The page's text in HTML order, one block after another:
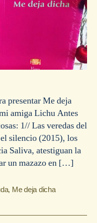
presentar Me deja
amiga Lichu Antes
1// Las veredas del
silencio (2015), los
Saliva, atestiguan la
un mazazo en […]
, Me deja dicha